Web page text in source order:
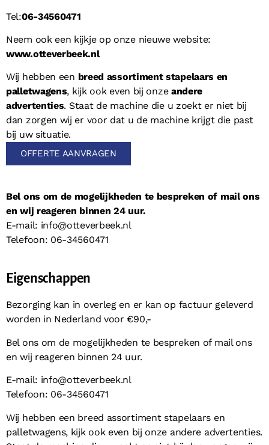
Tel:06-34560471
Neem ook een kijkje op onze nieuwe website:
www.otteverbeek.nl
Wij hebben een breed assortiment stapelaars en
palletwagens, kijk ook even bij onze andere
advertenties. Staat de machine die u zoekt er niet bij
dan zorgen wij er voor dat u de machine krijgt die past
bij uw situatie.
OFFERTE AANVRAGEN
Bel ons om de mogelijkheden te bespreken of mail ons
en wij reageren binnen 24 uur.
E-mail: info@otteverbeek.nl
Telefoon: 06-34560471
Eigenschappen
Bezorging kan in overleg en er kan op factuur geleverd
worden in Nederland voor €90,-
Bel ons om de mogelijkheden te bespreken of mail ons
en wij reageren binnen 24 uur.
E-mail: info@otteverbeek.nl
Telefoon: 06-34560471
Wij hebben een breed assortiment stapelaars en
palletwagens, kijk ook even bij onze andere advertenties.